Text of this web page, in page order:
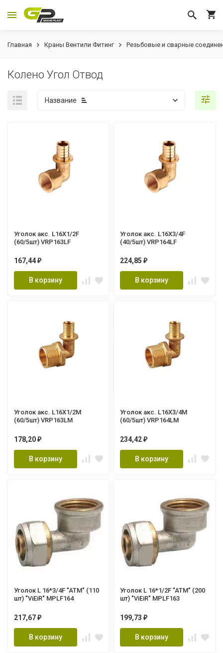
Главная Краны Вентили Фитинг Резьбовые и сварные
Колено Угол Отвод
Название
Уголок акс. L16X1/2F
(60/5шт) VRP163LF
167,44 ₽
В корзину
Уголок акс. L16X3/4F
(40/5шт) VRP164LF
224,85 ₽
В корзину
Уголок акс. L16X1/2M
(60/5шт) VRP163LM
178,20 ₽
В корзину
Уголок акс. L16X3/4M
(60/5шт) VRP164LM
234,42 ₽
В корзину
Уголок L 16*3/4F "ATM" (110
шт) "ViEiR" MPLF164
217,67 ₽
В корзину
Уголок L 16*1/2F "ATM" (200
шт) "ViEiR" MPLF163
199,73 ₽
В корзину